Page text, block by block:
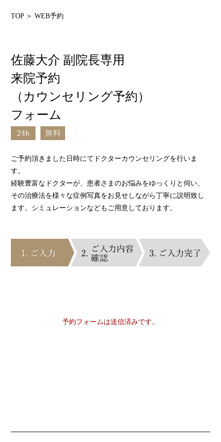
TOP＞ WEB予約
佐藤大介 副院長専用
来院予約
（カウンセリング予約）
フォーム
ご予約頂きました日時にてドクターカウンセリングを行いま
す。
経験豊富なドクターが、患者さまのお悩みをゆっくりと伺い、
その治療法を様々な症例写真をお見せしながら丁寧に説明致し
ます。シミュレーションなどもご用意しております。
予約フォームは送信済みです。